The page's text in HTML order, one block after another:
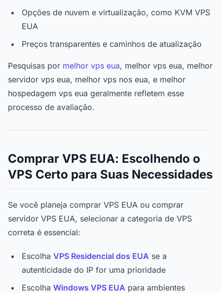
Opções de nuvem e virtualização, como KVM VPS
EUA
Preços transparentes e caminhos de atualização
Pesquisas por melhor vps eua, melhor vps eua, melhor
servidor vps eua, melhor vps nos eua, e melhor
hospedagem vps eua geralmente refletem esse
processo de avaliação.
Comprar VPS EUA: Escolhendo o
VPS Certo para Suas Necessidades
Se você planeja comprar VPS EUA ou comprar
servidor VPS EUA, selecionar a categoria de VPS
correta é essencial:
Escolha VPS Residencial dos EUA se a
autenticidade do IP for uma prioridade
Escolha Windows VPS EUA para ambientes